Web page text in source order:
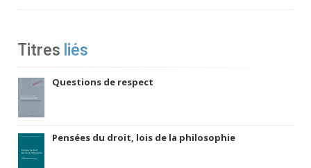
Titres liés
Questions de respect
Pensées du droit, lois de la philosophie